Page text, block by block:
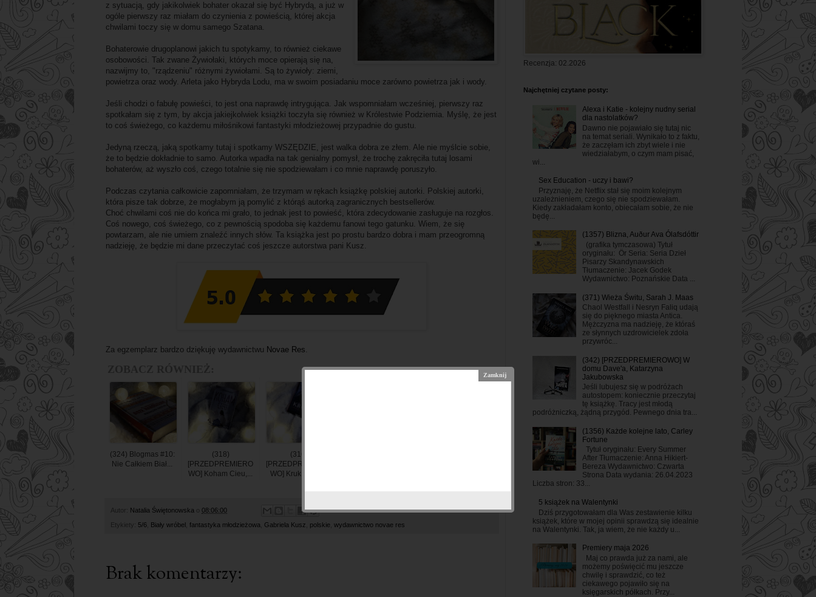
z sytuacją, gdy jakikolwiek bohater okazał się być Hybrydą, a już w
ogóle pierwszy raz miałam do czynienia z powieścią, której akcja
chwilami toczy się w domu samego Szatana.
Bohaterowie drugoplanowi jakich tu spotykamy, to również ciekawe
osobowości. Tak zwane Żywiołaki, których moce opierają się na,
nazwijmy to, "rządzeniu" różnymi żywiołami. Są to żywioły: ziemi,
powietrza oraz wody. Arleta jako Hybryda Lodu, ma w swoim posiadaniu moce zarówno powietrza jak i wody.
Jeśli chodzi o fabułę powieści, to jest ona naprawdę intrygująca. Jak wspomniałam wcześniej, pierwszy raz
spotkałam się z tym, by akcja jakiejkolwiek książki toczyła się również w Królestwie Podziemia. Myślę, że jest
to coś świeżego, co każdemu miłośnikowi fantastyki młodzieżowej przypadnie do gustu.
Jedyną rzeczą, jaką spotkamy tutaj i spotkamy WSZĘDZIE, jest walka dobra ze złem. Ale nie myślcie sobie,
że to będzie dokładnie to samo. Autorka wpadła na tak genialny pomysł, że trochę zakręciła tutaj losami
bohaterów, aż wyszło coś, czego totalnie się nie spodziewałam i co mnie naprawdę poruszyło.
Podczas czytania całkowicie zapomniałam, że trzymam w rękach książkę polskiej autorki. Polskiej autorki,
która pisze tak dobrze, że mogłabym ją pomylić z którąś autorką zagranicznych bestsellerów.
Choć chwilami coś nie do końca mi grało, to jednak jest to powieść, która zdecydowanie zasługuje na rozgłos.
Coś nowego, coś świeżego, co z pewnością spodoba się każdemu fanowi tego gatunku. Wiem, że się
powtarzam, ale nie umiem znaleźć innych słów. Ta książka jest po prostu bardzo dobra i mam przeogromną
nadzieję, że będzie mi dane przeczytać coś jeszcze autorstwa pani Kusz.
Za egzemplarz bardzo dziękuję wydawnictwu Novae Res.
(324) Blogmas #10:
Nie Całkiem Biał...
(318)
[PRZEDPREMIERO
WO] Koham Cieu,...
(316)
[PRZEDPREMIERO
WO] Kruk, Katar...
Autor: Natalia Świętonowska 08:06:00
Etykiety: 5/6 Biały wróbel fantastyka młodzieżowa Gabriela Kusz polskie wydawnictwo novae res
Brak komentarzy:
Recenzja: 02.2026
Najchętniej czytane posty:
Alexa i Katie - kolejny nudny serial
dla nastolatków?
Dawno nie pojawiało się tutaj nic
na temat seriali. Wynikało to z faktu,
że zaczęłam ich zbyt wiele i nie
wiedziałabym, o czym mam pisać,
wi...
Sex Education - uczy i bawi?
Przyznaję, że Netflix stał się moim kolejnym
uzależnieniem, czego się nie spodziewałam.
Kiedy zakładałam konto, obiecałam sobie, że nie
będę...
(1357) Blizna, Auður Ava Ólafsdóttir
(grafika tymczasowa) Tytuł
oryginału: Ör Seria: Seria Dzieł
Pisarzy Skandynawskich
Tłumaczenie: Jacek Godek
Wydawnictwo: Poznańskie Data ...
(371) Wieża Świtu, Sarah J. Maas
Chaol Westfall i Nesryn Faliq udają
się do pięknego miasta Antica.
Mężczyzna ma nadzieję, że któraś
ze słynnych uzdrowicielek zdoła
przywróc...
(342) [PRZEDPREMIEROWO] W
domu Dave'a, Katarzyna
Jakubowska
Jeśli lubujesz się w podróżach
autostopem: koniecznie przeczytaj
tę książkę. Tracy jest młodą
podróżniczką, żądną przygód. Pewnego dnia tra...
(1356) Każde kolejne lato, Carley
Fortune
Tytuł oryginału: Every Summer
After Tłumaczenie: Anna Hikiert-
Bereza Wydawnictwo: Czwarta
Strona Data wydania: 26.04.2023
Liczba stron: 33...
5 książek na Walentynki
Dziś przygotowałam dla Was zestawienie kilku
książek, które w mojej opinii sprawdzą się idealnie
na Walentynki. Tak, ja wiem, że nie każdy u...
Premiery maja 2026
Maj co prawda już za nami, ale
możemy poświęcić mu jeszcze
chwilę i sprawdzić, co też
ciekawego pojawiło się na
księgarskich półkach. Przy...